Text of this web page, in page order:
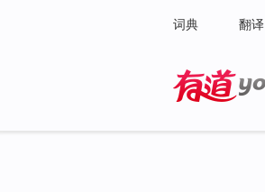
词典 翻译